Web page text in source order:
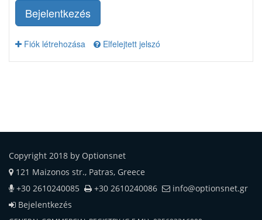
Bejelentkezés
Fiók létrehozása Elfelejtett jelszó
Copyright 2018 by Optionsnet
121 Maizonos str., Patras, Greece
+30 2610240085
+30 2610240086
info@optionsnet.gr
Bejelentkezés